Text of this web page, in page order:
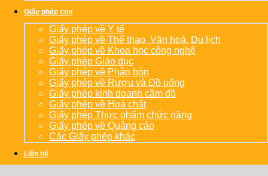
Giấy phép con
Giấy phép về Y tế
Giấy phép về Thể thao, Văn hoá, Du lịch
Giấy phép về Khoa học công nghệ
Giấy phép Giáo dục
Giấy phép về Phân bón
Giấy phép về Rượu và Đồ uống
Giấy phép kinh doanh cầm đồ
Giấy phép về Hoá chất
Giấy phép Thực phẩm chức năng
Giấy phép về Quảng cáo
Các Giấy phép khác
Liên hệ